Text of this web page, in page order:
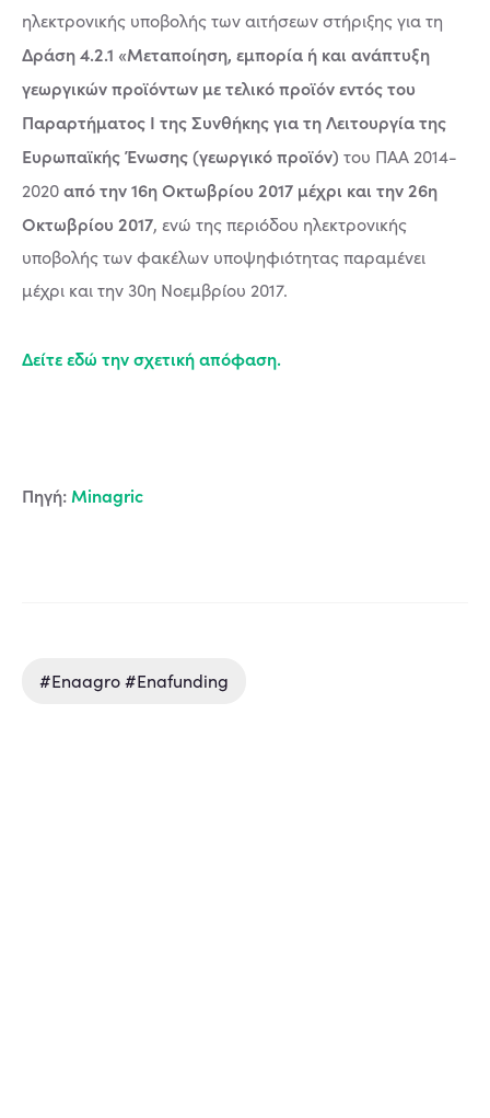
ηλεκτρονικής υποβολής των αιτήσεων στήριξης για τη
Δράση 4.2.1 «Μεταποίηση, εμπορία ή και ανάπτυξη
γεωργικών προϊόντων με τελικό προϊόν εντός του
Παραρτήματος Ι της Συνθήκης για τη Λειτουργία της
Ευρωπαϊκής Ένωσης (γεωργικό προϊόν) του ΠΑΑ 2014-
2020από την 16η Οκτωβρίου 2017 μέχρι και την 26η
Οκτωβρίου 2017, ενώ της περιόδου ηλεκτρονικής
υποβολής των φακέλων υποψηφιότητας παραμένει
μέχρι και την 30η Νοεμβρίου 2017.
Δείτε εδώ την σχετική απόφαση.
Πηγή: Μinagric
#enaagro #enafunding